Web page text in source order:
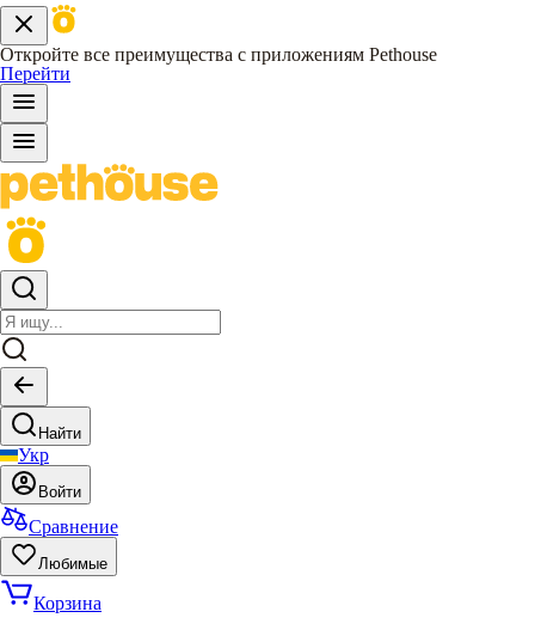
Откройте все преимущества с приложениям Pethouse
Перейти
Найти
Укр
Войти
Сравнение
Любимые
Корзина